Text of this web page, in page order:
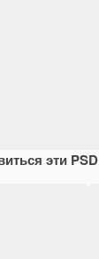
эти PSD